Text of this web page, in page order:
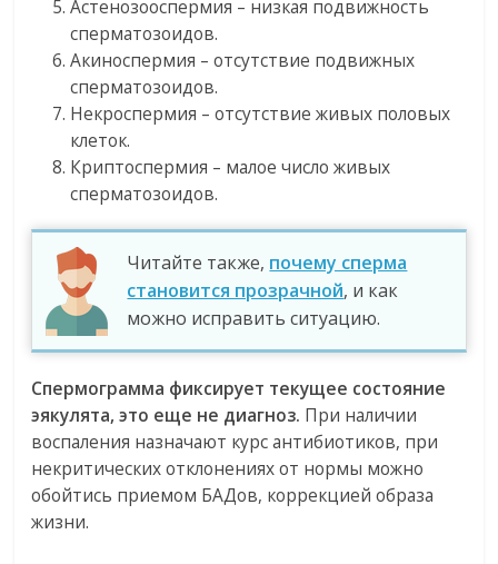
Астенозооспермия – низкая подвижность
сперматозоидов.
Акиноспермия – отсутствие подвижных
сперматозоидов.
Некроспермия – отсутствие живых половых
клеток.
Криптоспермия – малое число живых
сперматозоидов.
Читайте также, почему сперма
становится прозрачной, и как
можно исправить ситуацию.
Спермограмма фиксирует текущее состояние
эякулята, это еще не диагноз. При наличии
воспаления назначают курс антибиотиков, при
некритических отклонениях от нормы можно
обойтись приемом БАДов, коррекцией образа
жизни.